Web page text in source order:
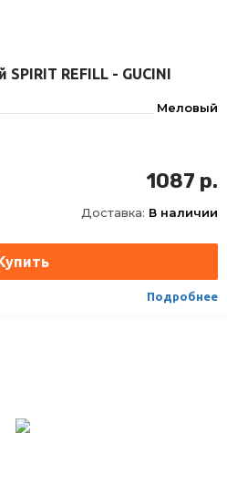
REFILL - GUCINI
Меловый
1087 р.
Доставка: В наличии
Подробнее